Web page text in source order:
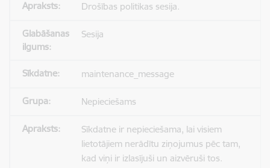
Drošības politikas sesija.
Sesija
maintenance_message
Nepieciešams
Sīkdatne ir nepieciešama, lai visiem
lietotājiem nerādītu ziņojumus pēc tam,
kad viņi ir izlasījuši un aizvēruši tos.